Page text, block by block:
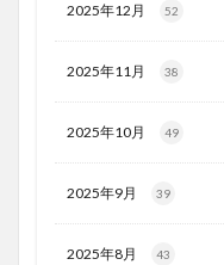
2025年12月 52
2025年11月 38
2025年10月 49
2025年9月 39
2025年8月 43